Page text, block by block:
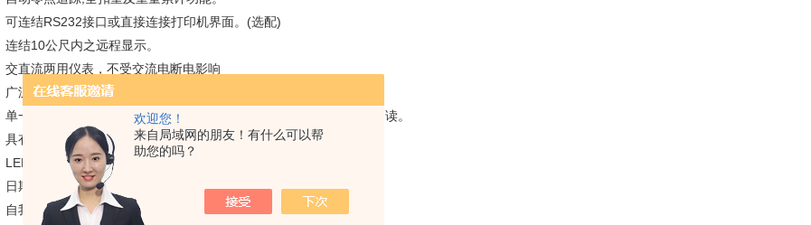
欢迎您！
来自局域网的朋友！有什么可以帮
助您的吗？
可连结RS232接口或直接连接打印机界面。(选配)
连结10公尺内之远程显示。
交直流两用仪表，不受交流电断电影响
广泛应用于仓库、车间、货场、集贸市场。
单一窗口红色灯管显示，可在多种不同的作业环境中方便使用清晰易读。
具有键盘设定与校正
LED,LCD两种显示模式可选
日期和时间显示（注：掉电不保存）
自我诊断功能：多种错误信息提示及告警